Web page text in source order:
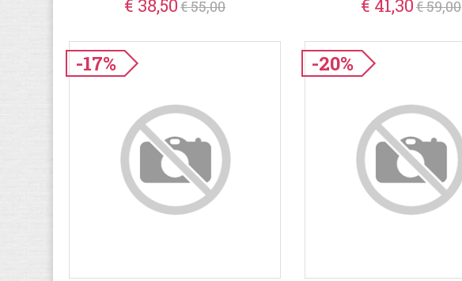
€ 38,50€ 55,00 € 41,30€ 59,00
-17% -20%